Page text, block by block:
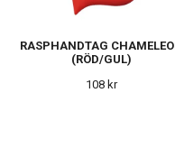
RASPHANDTAG
(RÖD/GUL)
108 kr